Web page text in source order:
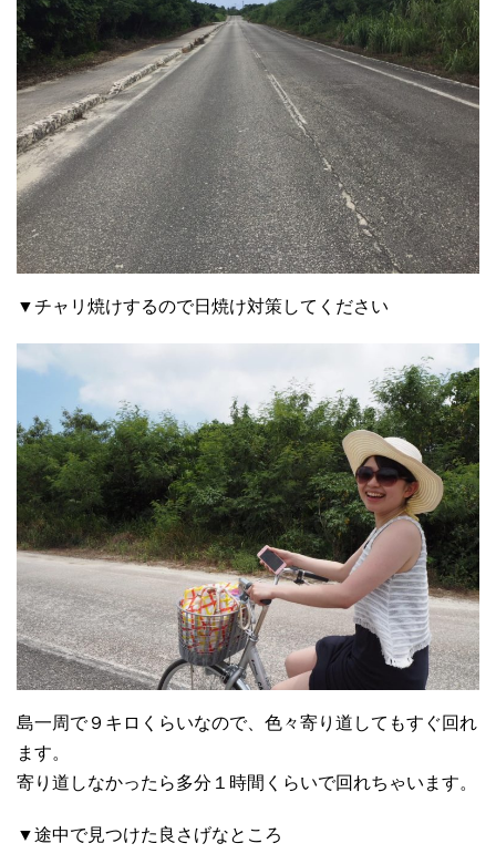
▼チャリ焼けするので日焼け対策してください
島一周で９キロくらいなので、色々寄り道してもすぐ回れ
ます。
寄り道しなかったら多分１時間くらいで回れちゃいます。
▼途中で見つけた良さげなところ